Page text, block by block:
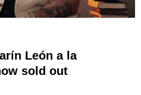
León a la
sold out